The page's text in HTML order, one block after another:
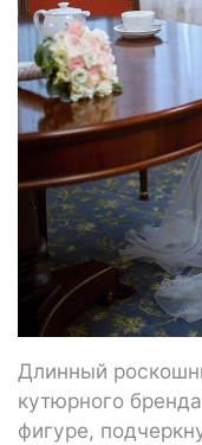
Длинный
кутюрного
фигуре,